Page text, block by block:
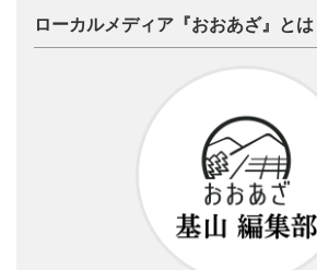
ローカルメディア『おおあざ』とは